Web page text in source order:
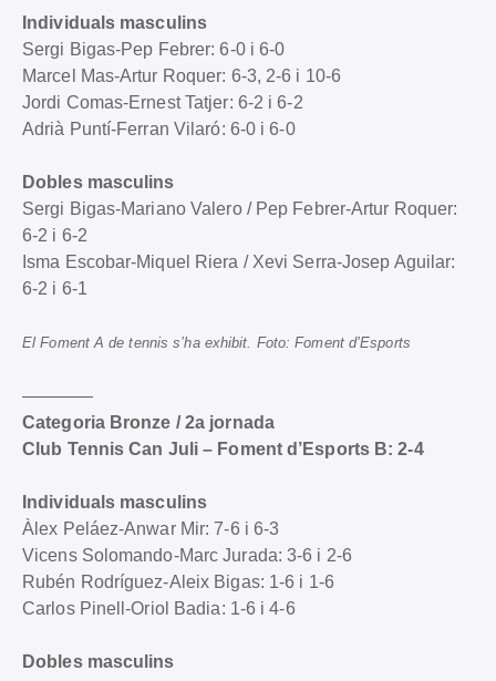
Individuals masculins
Sergi Bigas-Pep Febrer: 6-0 i 6-0
Marcel Mas-Artur Roquer: 6-3, 2-6 i 10-6
Jordi Comas-Ernest Tatjer: 6-2 i 6-2
Adrià Puntí-Ferran Vilaró: 6-0 i 6-0
Dobles masculins
Sergi Bigas-Mariano Valero / Pep Febrer-Artur Roquer:
6-2 i 6-2
Isma Escobar-Miquel Riera / Xevi Serra-Josep Aguilar:
6-2 i 6-1
El Foment A de tennis s’ha exhibit. Foto: Foment d’Esports
————
Categoria Bronze / 2a jornada
Club Tennis Can Juli – Foment d’Esports B: 2-4
Individuals masculins
Àlex Peláez-Anwar Mir: 7-6 i 6-3
Vicens Solomando-Marc Jurada: 3-6 i 2-6
Rubén Rodríguez-Aleix Bigas: 1-6 i 1-6
Carlos Pinell-Oriol Badia: 1-6 i 4-6
Dobles masculins